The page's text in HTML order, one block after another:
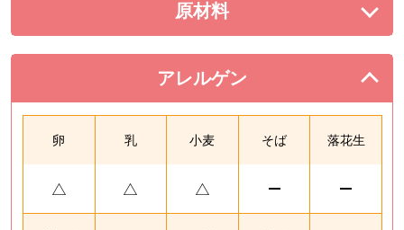
原材料を展開する。
アレルゲン
を閉じる。
卵 乳 小麦 そば 落花生